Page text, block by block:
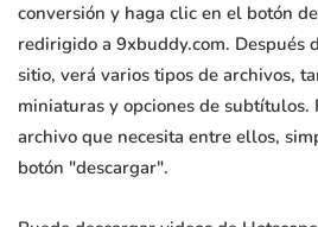
conversión y haga clic en el botón
redirigido a 9xbuddy.com. Después
sitio, verá varios tipos de archivos,
miniaturas y opciones de subtítulos.
archivo que necesita entre ellos,
botón "descargar".